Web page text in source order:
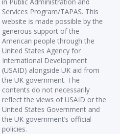
Services Program/TAPAS. This
website is made possible by the
generous support of the
American people through the
United States Agency for
International Development
(USAID) alongside UK aid from
the UK government. The
contents do not necessarily
reflect the views of USAID or the
United States Government and
the UK government’s official
policies.